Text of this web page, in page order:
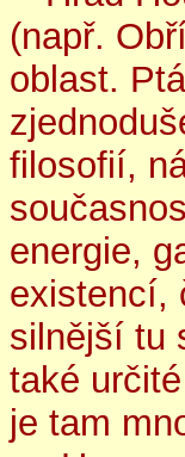
(např.
oblast.
filosofií,
energie,
existencí,
silnější tu
také
je tam